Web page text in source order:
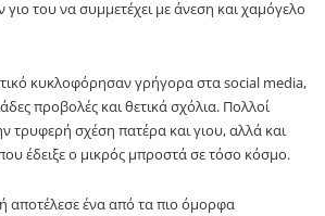
του να συμμετέχει με άνεση και χαμόγελο
κυκλοφόρησαν γρήγορα στα social media,
προβολές και θετικά σχόλια. Πολλοί
τρυφερή σχέση πατέρα και γιου, αλλά και
έδειξε ο μικρός μπροστά σε τόσο κόσμο.
αποτέλεσε ένα από τα πιο όμορφα